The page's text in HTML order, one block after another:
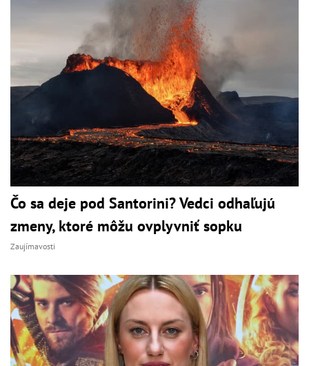
Čo sa deje pod Santorini? Vedci odhaľujú
zmeny, ktoré môžu ovplyvniť sopku
Zaujímavosti